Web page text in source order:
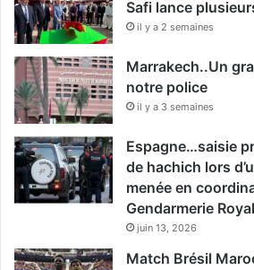
Safi lance
il y a 2 semaines
Marrakech..Un
notre police
il y a 3 semaines
Espagne…saisie
de hachich lors
menée en
Gendarmerie
juin 13, 2026
Match Brésil